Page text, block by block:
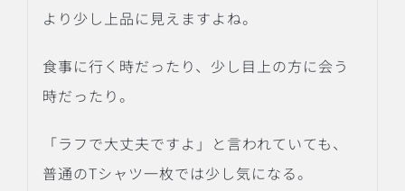
より少し上品に見えますよね。
食事に行く時だったり、少し目上の方に会う
時だったり。
「ラフで大丈夫ですよ」と言われていても、
普通のTシャツ一枚では少し気になる。